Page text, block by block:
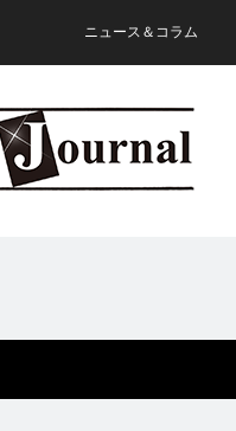
ニュース＆コラム